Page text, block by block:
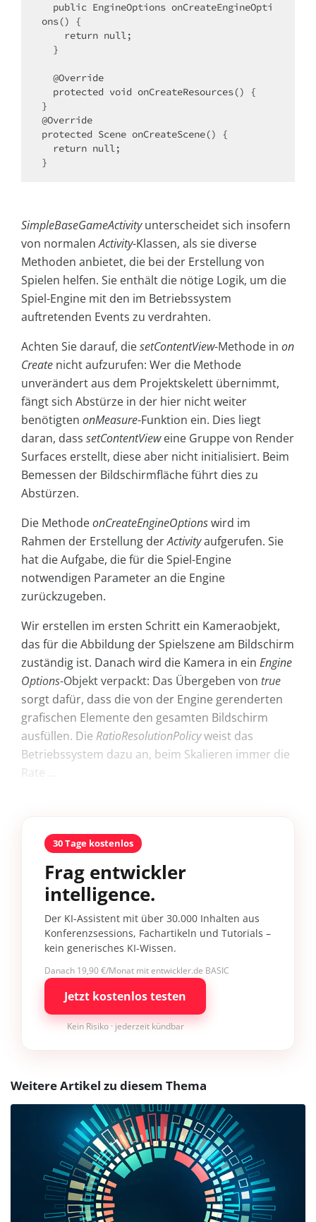
ons() {
}
@Override
protected Scene onCreateScene() {
}
SimpleBaseGameActivityunterscheidet sich insofern
von normalenActivity-Klassen, als sie diverse
Methoden anbietet, die bei der Erstellung von
Spielen helfen. Sie enthält die nötige Logik, um die
Spiel-Engine mit den im Betriebssystem
auftretenden Events zu verdrahten.
Achten Sie darauf, diesetContentView-Methode in on
Create nicht aufzurufen: Wer die Methode
unverändert aus dem Projektskelett übernimmt,
fängt sich Abstürze in der hier nicht weiter
benötigten onMeasure-­Funktion ein. Dies liegt
daran, dass setContentVieweine Gruppe von Render
Surfaces erstellt, diese aber nicht initialisiert. Beim
Bemessen der Bildschirmfläche führt dies zu
Abstürzen.
Die MethodeonCreateEngineOptionswird im
Rahmen der Erstellung derActivityaufgerufen. Sie
hat die Aufgabe, die für die Spiel-Engine
notwendigen Parameter an die Engine
zurückzugeben.
Wir erstellen im ersten Schritt ein Kameraobjekt,
das für die Abbildung der Spielszene am Bildschirm
zuständig ist. Danach wird die Kamera in ein Engine
Options-Objekt verpackt: Das Übergeben von true
sorgt dafür, dass die von der Engine gerenderten
grafischen Elemente den gesamten Bildschirm
ausfüllen. Die RatioResolutionPolicyweist das
Betriebssystem dazu an, beim Skalieren immer die
Rate ...
30 Tage kostenlos
Frag entwickler
intelligence.
Der KI-Assistent mit über 30.000 Inhalten aus
Konferenzsessions, Fachartikeln und Tutorials –
kein generisches KI-Wissen.
Danach 19,90 €/Monat mit entwickler.de BASIC
Jetzt kostenlos testen
Kein Risiko · jederzeit kündbar
Weitere Artikel zu diesem Thema